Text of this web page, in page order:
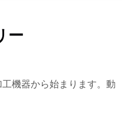
ー
機器から始まります。動